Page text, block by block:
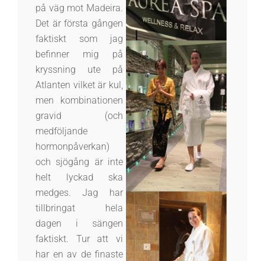
på väg mot Madeira.
Det är första gången
faktiskt som jag
befinner mig på
kryssning ute på
Atlanten vilket är kul,
men kombinationen
gravid (och
medföljande
hormonpåverkan)
och sjögång är inte
helt lyckad ska
medges. Jag har
tillbringat hela
dagen i sängen
faktiskt. Tur att vi
har en av de finaste